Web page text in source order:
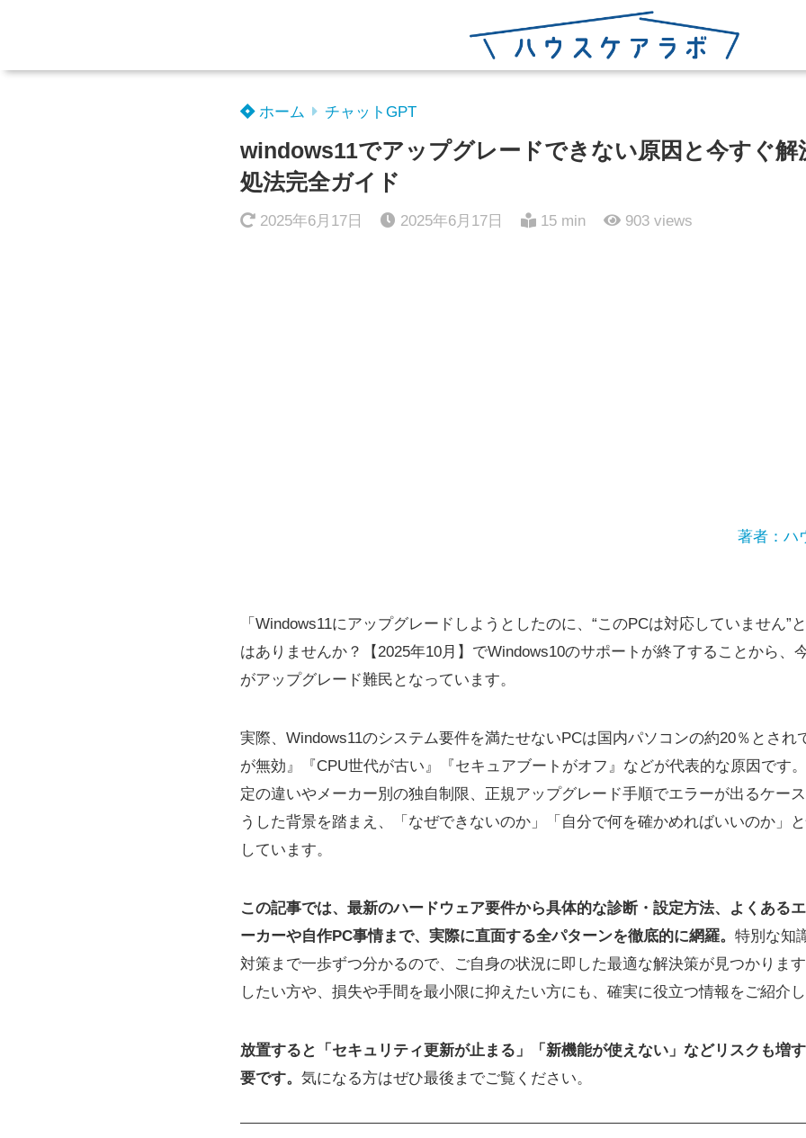
ホーム チャットGPT
windows11でアップグレードできない原因と今すぐ解
処法完全ガイド
2025年6月17日 2025年6月17日 15 min 903 views
著者：ハ
「Windows11にアップグレードしようとしたのに、“このPCは対応していません”
はありませんか？【2025年10月】でWindows10のサポートが終了することから、
がアップグレード難民となっています。
実際、Windows11のシステム要件を満たせないPCは国内パソコンの約20％とされ
が無効』『CPU世代が古い』『セキュアブートがオフ』などが代表的な原因です
定の違いやメーカー別の独自制限、正規アップグレード手順でエラーが出るケー
うした背景を踏まえ、「なぜできないのか」「自分で何を確かめればいいのか」
しています。
この記事では、最新のハードウェア要件から具体的な診断・設定方法、よくある
ーカーや自作PC事情まで、実際に直面する全パターンを徹底的に網羅。 特別な知
対策まで一歩ずつ分かるので、ご自身の状況に即した最適な解決策が見つかりま
したい方や、損失や手間を最小限に抑えたい方にも、確実に役立つ情報をご紹介し
放置すると「セキュリティ更新が止まる」「新機能が使えない」などリスクも増
要です。 気になる方はぜひ最後までご覧ください。